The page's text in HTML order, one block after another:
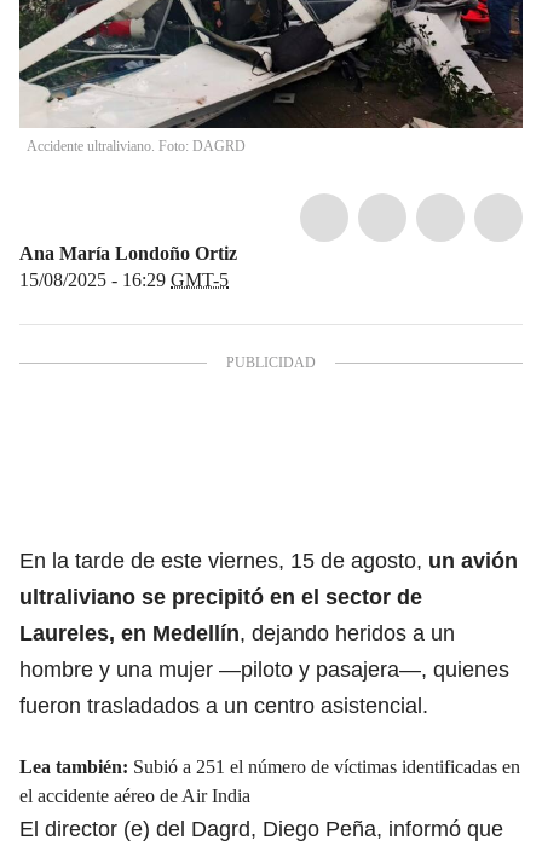
Accidente ultraliviano. Foto: DAGRD
Ana María Londoño Ortiz
15/08/2025 - 16:29 GMT-5
En la tarde de este viernes, 15 de agosto, un avión
ultraliviano se precipitó en el sector de
Laureles, en Medellín, dejando heridos a un
hombre y una mujer —piloto y pasajera—, quienes
fueron trasladados a un centro asistencial.
Lea también: Subió a 251 el número de víctimas identificadas en
el accidente aéreo de Air India
El director (e) del Dagrd, Diego Peña, informó que